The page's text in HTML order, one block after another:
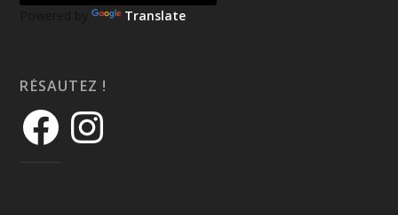
Powered by Translate
RÉSAUTEZ !